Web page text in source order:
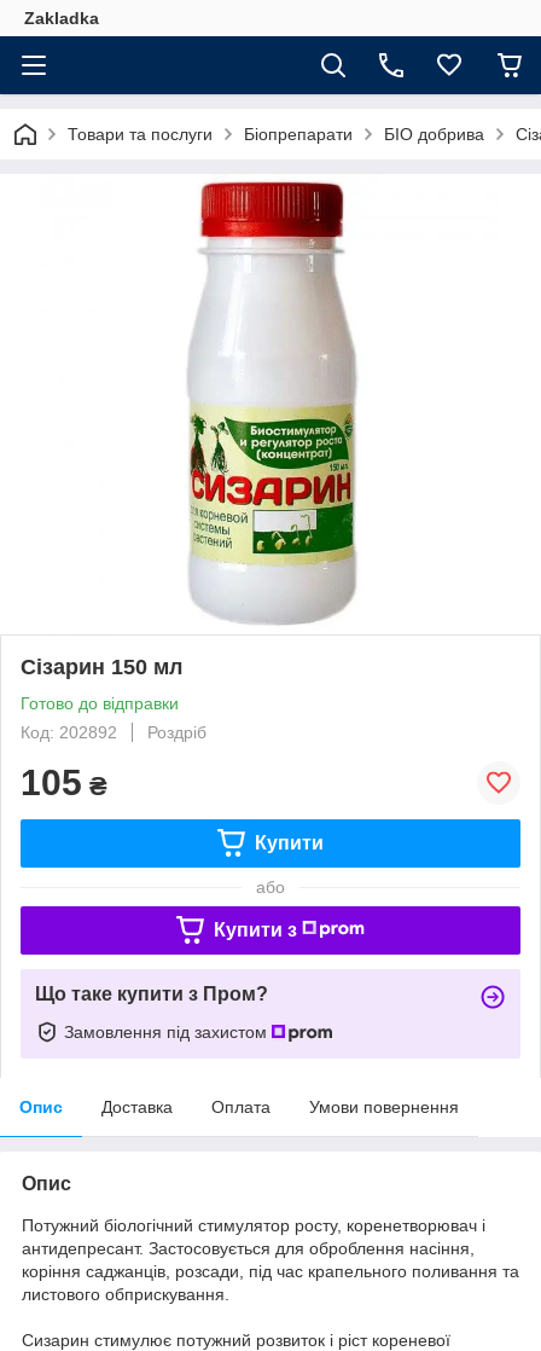
Zakladka
Товари та послуги Біопрепарати БІО добрива
Сізарин 150 мл
Готово до відправки
Код: 202892
Роздріб
105 ₴
Купити
або
Купити з
Що таке купити з Пром?
Замовлення під захистом
Опис Доставка Оплата Умови повернення
Опис
Потужний біологічний стимулятор росту, коренетворювач і
антидепресант. Застосовується для оброблення насіння,
коріння саджанців, розсади, під час крапельного поливання та
листового обприскування.
Сизарин стимулює потужний розвиток і ріст кореневої